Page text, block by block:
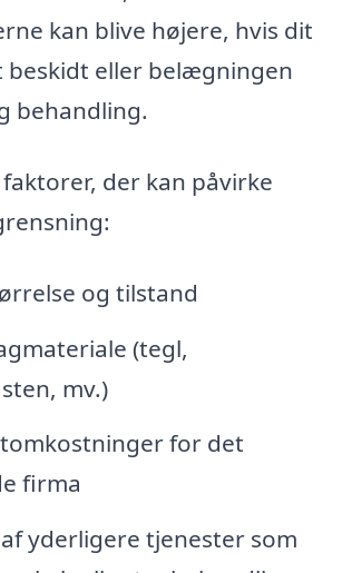
kan blive højere, hvis dit
beskidt eller belægningen
behandling.
der kan påvirke
og tilstand
(tegl,
mv.)
for det
firma
yderligere tjenester som